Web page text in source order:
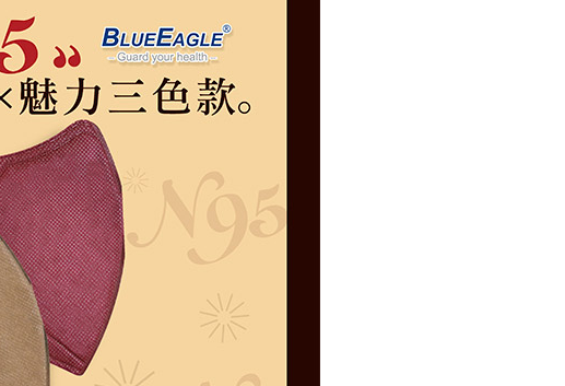
交易，需依本服務之必要範圍內提供個人資料，並將交易相關給付款項請
求債權轉讓予恩沛科技股份有限公司。
２．關於個人資料處理事宜，請瀏覽以下網址：
https://aftee.tw/terms/#terms3
３．未成年的使用者請事先徵得法定代理人或監護人之同意方可使用
「AFTEE先享後付」，若未經同意申辦者引起之損失，本公司不負相關責
任。
４．使用「AFTEE先享後付」時，將依據個別帳號之用戶狀況，依本公司
即時審查核予不同之上限額度；若仍有額度不足之情形，本公司將視審查
結果請求用戶進行身份認證。
５．嚴禁一人註冊多個帳號或使用他人資訊註冊。若發現惡意使用之情
形，恩沛科技股份有限公司將有權停止該用戶之使用額度並採取法律行
動。
項內「偏遠地區宅配」>
每筆NT$90，滿NT$2,000(含以上)免運費
🚚偏遠地區宅配<請務必選擇此配送方式，偏遠地區可參照『首頁
→會員需知→偏遠地區配送事項』
每筆NT$120
🚢離島配送
每筆NT$250